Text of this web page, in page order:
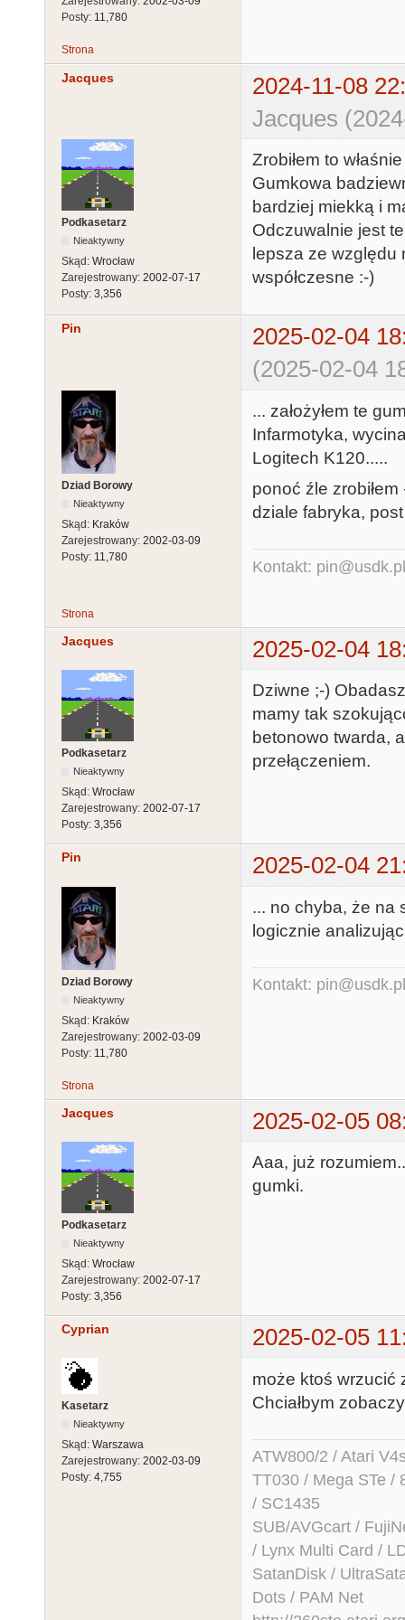
Posty: 11,780
Strona
Jacques
2024-11-08
Jacques
Podkasetarz
Nieaktywny
Skąd: Wrocław
Zarejestrowany: 2002-07-17
Posty: 3,356
Zrobiłem to
Gumkowa
bardziej miekką i
Odczuwalnie jest
lepsza ze
współczesne :-)
Pin
2025-02-04
(2025-02-04
Dziad Borowy
Nieaktywny
Skąd: Kraków
Zarejestrowany: 2002-03-09
Posty: 11,780
... założyłem te
Infarmotyka,
Logitech K120.....
ponoć źle
dziale fabryka,
Kontakt: pin@usdk.pl
Strona
Jacques 2025-02-04
Podkasetarz
Nieaktywny
Skąd: Wrocław
Zarejestrowany: 2002-07-17
Posty: 3,356
Dziwne ;-)
mamy tak
betonowo twarda,
przełączeniem.
Pin 2025-02-04
Dziad Borowy
Nieaktywny
Skąd: Kraków
Zarejestrowany: 2002-03-09
Posty: 11,780
... no chyba, że na
logicznie
Kontakt: pin@usdk.pl
Strona
Jacques 2025-02-05
Podkasetarz
Nieaktywny
Skąd: Wrocław
Zarejestrowany: 2002-07-17
Posty: 3,356
Aaa, już
gumki.
Cyprian 2025-02-05
Kasetarz
Nieaktywny
Skąd: Warszawa
Zarejestrowany: 2002-03-09
Posty: 4,755
może ktoś wrzucić
Chciałbym
ATW800/2 / Atari
TT030 / Mega STe /
/ SC1435
SUB/AVGcart /
/ Lynx Multi Card /
SatanDisk /
Dots / PAM Net